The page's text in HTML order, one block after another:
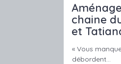
chaine
et
« Vous
débordent…